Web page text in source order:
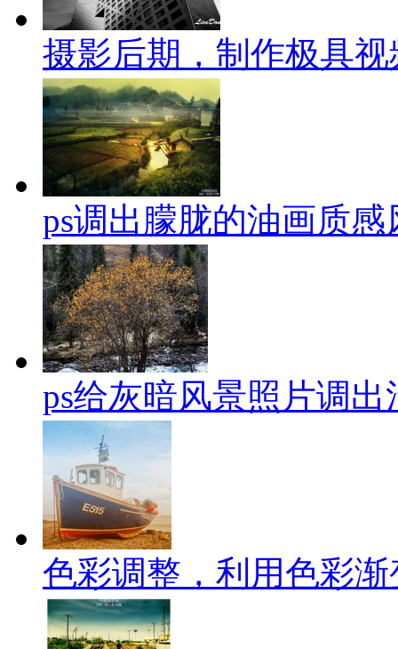
摄影后期，制作极具
ps调出朦胧的油画质感
ps给灰暗风景照片调
色彩调整，利用色彩